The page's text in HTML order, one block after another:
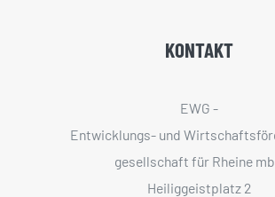
KONTAKT
EWG -
Entwicklungs- und
gesellschaft für Rheine
Heiliggeistplatz 2